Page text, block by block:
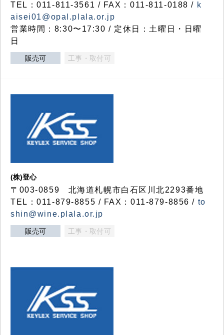
TEL：011-811-3561 / FAX：011-811-0188 / k
aisei01@opal.plala.or.jp
営業時間：8:30〜17:30 / 定休日：土曜日・日曜
日
販売可 工事・取付可
(株)登心
〒003-0859 北海道札幌市白石区川北2293番地
TEL：011-879-8855 / FAX：011-879-8856 / to
shin@wine.plala.or.jp
販売可 工事・取付可